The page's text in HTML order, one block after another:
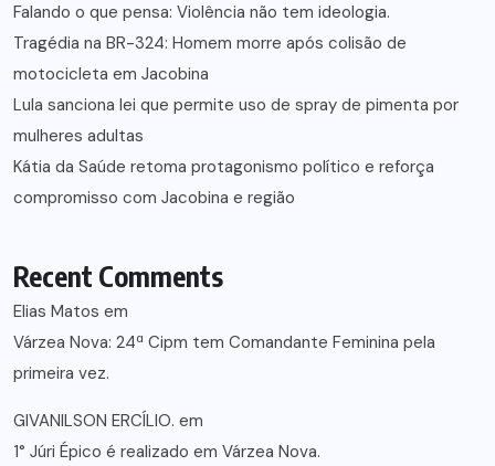
Falando o que pensa: Violência não tem ideologia.
Tragédia na BR-324: Homem morre após colisão de
motocicleta em Jacobina
Lula sanciona lei que permite uso de spray de pimenta por
mulheres adultas
Kátia da Saúde retoma protagonismo político e reforça
compromisso com Jacobina e região
Recent Comments
Elias Matos em
Várzea Nova: 24ª Cipm tem Comandante Feminina pela
primeira vez.
GIVANILSON ERCÍLIO. em
1° Júri Épico é realizado em Várzea Nova.